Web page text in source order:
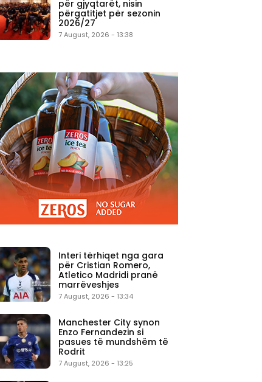
për gjyqtarët, nisin
përgatitjet për sezonin
2026/27
7 August, 2026 - 13:38
Interi tërhiqet nga gara
për Cristian Romero,
Atletico Madridi pranë
marrëveshjes
7 August, 2026 - 13:34
Manchester City synon
Enzo Fernandezin si
pasues të mundshëm të
Rodrit
7 August, 2026 - 13:25